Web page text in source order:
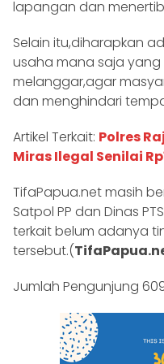
lapangan dan
Selain itu,diharapkan
usaha mana saja yang
melanggar,agar
dan menghindari
Artikel Terkait: Polres
Miras Ilegal Senilai
TifaPapua.net masih
Satpol PP dan Dinas
terkait belum adanya
tersebut.(
Jumlah Pengunjung